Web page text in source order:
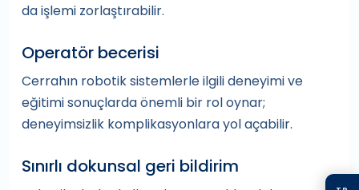
da işlemi zorlaştırabilir.
Operatör becerisi
Cerrahın robotik sistemlerle ilgili deneyimi ve
eğitimi sonuçlarda önemli bir rol oynar;
deneyimsizlik komplikasyonlara yol açabilir.
Sınırlı dokunsal geri bildirim